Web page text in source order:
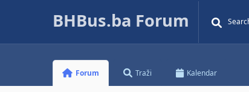
BHBus.ba Forum
Forum Traži Kalendar